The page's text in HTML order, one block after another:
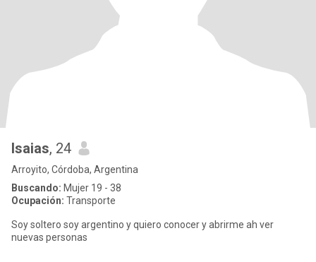
Isaias, 24
Arroyito, Córdoba, Argentina
Buscando: Mujer 19 - 38
Ocupación: Transporte
Soy soltero soy argentino y quiero conocer y abrirme ah ver
nuevas personas